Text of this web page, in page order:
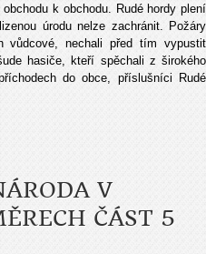
k obchodu. Rudé hordy plení
úrodu nelze zachránit. Požáry
vůdcové, nechali před tím vypustit
hasiče, kteří spěchali z širokého
do obce, příslušníci Rudé
V
ČÁST 5